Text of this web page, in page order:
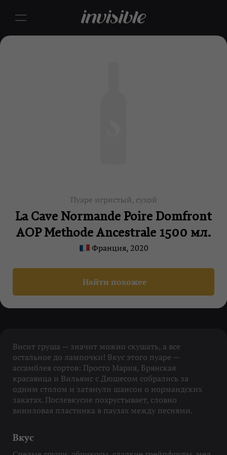
Пуаре игристый, сухой
La Cave Normande Poire Domfront
АOP Methode Ancestrale 1500 мл.
Франция, 2020
Найти похожее
Висит груша — значит можно скушать, а все
остальное до лампочки! Вкус этого пуаре —
ассамблея сортов: Просто Мария, Брянская
красавица и Вильямс с Дюшесом собрались за
одним столом и затянули шансон о нормандских
закатах. Послевкусие похрустывает, словно
виниловая пластинка в паузах между песнями.
Вкус